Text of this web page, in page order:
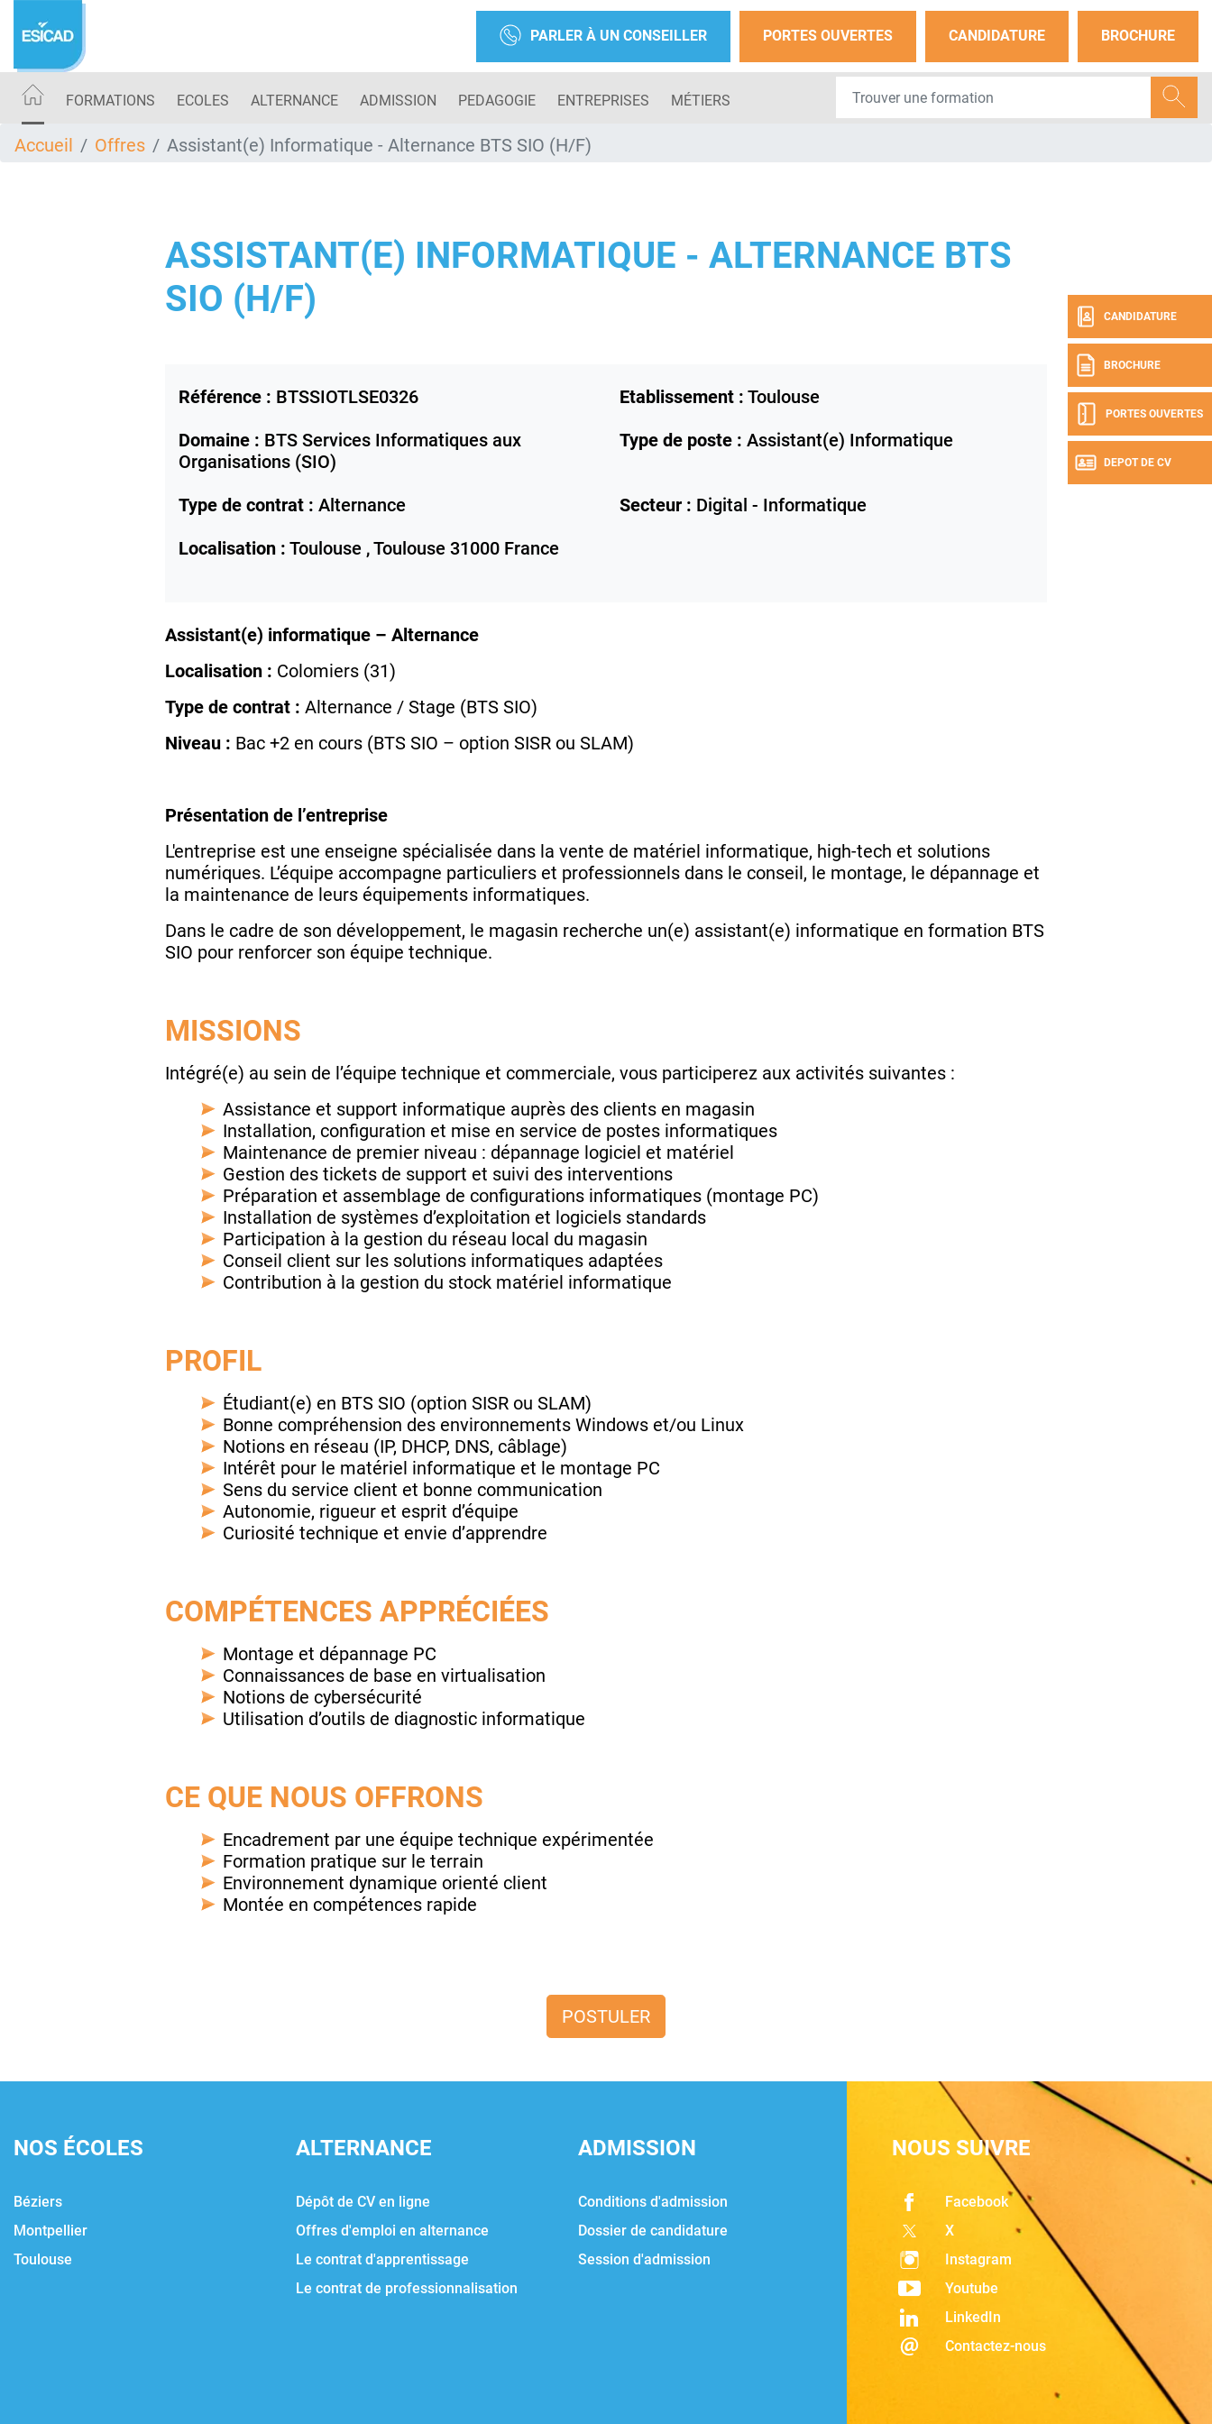
contenu
PARLER À UN CONSEILLER PORTES OUVERTES CANDIDATURE BROCHURE
FORMATIONS ECOLES ALTERNANCE ADMISSION PEDAGOGIE ENTREPRISES MÉTIERS
CANDIDATURE
BROCHURE
PORTES OUVERTES
DEPOT DE CV
Accueil Offres Assistant(e) Informatique - Alternance BTS SIO (H/F)
ASSISTANT(E) INFORMATIQUE - ALTERNANCE BTS
SIO (H/F)
Référence : BTSSIOTLSE0326 Etablissement : Toulouse
Domaine : BTS Services Informatiques aux
Organisations (SIO)
Type de poste : Assistant(e) Informatique
Type de contrat : Alternance Secteur : Digital - Informatique
Localisation : Toulouse ,Toulouse 31000 France
Assistant(e) informatique – Alternance
Localisation : Colomiers (31)
Type de contrat : Alternance / Stage (BTS SIO)
Niveau : Bac +2 en cours (BTS SIO – option SISR ou SLAM)
Présentation de l’entreprise
L'entreprise est une enseigne spécialisée dans la vente de matériel informatique, high-tech et solutions
numériques. L’équipe accompagne particuliers et professionnels dans le conseil, le montage, le dépannage et
la maintenance de leurs équipements informatiques.
Dans le cadre de son développement, le magasin recherche un(e) assistant(e) informatique en formation BTS
SIO pour renforcer son équipe technique.
MISSIONS
Intégré(e) au sein de l’équipe technique et commerciale, vous participerez aux activités suivantes :
Assistance et support informatique auprès des clients en magasin
Installation, configuration et mise en service de postes informatiques
Maintenance de premier niveau : dépannage logiciel et matériel
Gestion des tickets de support et suivi des interventions
Préparation et assemblage de configurations informatiques (montage PC)
Installation de systèmes d’exploitation et logiciels standards
Participation à la gestion du réseau local du magasin
Conseil client sur les solutions informatiques adaptées
Contribution à la gestion du stock matériel informatique
PROFIL
Étudiant(e) en BTS SIO (option SISR ou SLAM)
Bonne compréhension des environnements Windows et/ou Linux
Notions en réseau (IP, DHCP, DNS, câblage)
Intérêt pour le matériel informatique et le montage PC
Sens du service client et bonne communication
Autonomie, rigueur et esprit d’équipe
Curiosité technique et envie d’apprendre
COMPÉTENCES APPRÉCIÉES
Montage et dépannage PC
Connaissances de base en virtualisation
Notions de cybersécurité
Utilisation d’outils de diagnostic informatique
CE QUE NOUS OFFRONS
Encadrement par une équipe technique expérimentée
Formation pratique sur le terrain
Environnement dynamique orienté client
Montée en compétences rapide
POSTULER
NOS ÉCOLES
Béziers
Montpellier
Toulouse
ALTERNANCE
Dépôt de CV en ligne
Offres d'emploi en alternance
Le contrat d'apprentissage
Le contrat de professionnalisation
ADMISSION
Conditions d'admission
Dossier de candidature
Session d'admission
NOUS SUIVRE
Facebook
X
Instagram
Youtube
LinkedIn
Contactez-nous